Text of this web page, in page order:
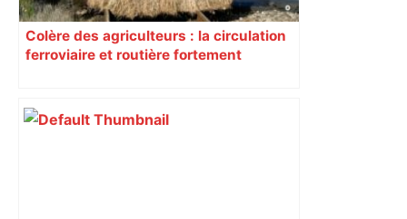
Colère des agriculteurs : la circulation
ferroviaire et routière fortement